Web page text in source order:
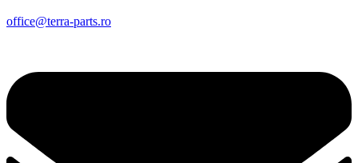
office@terra-parts.ro